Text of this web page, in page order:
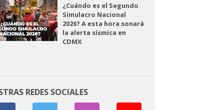
¿Cuándo es el Segundo
Simulacro Nacional
2026? A esta hora sonará
la alerta sísmica en
CDMX
REDES SOCIALES